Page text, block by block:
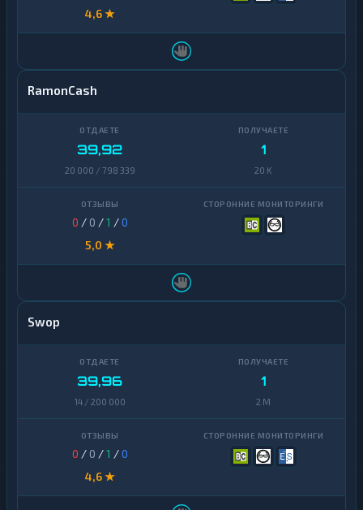
4,6 ★
RamonCash
39,92
20 000 / 798 339
1
20 K
0 / 0 /1 /0
5,0 ★
Swop
39,96
14 / 200 000
1
2 M
0 / 0 /1 /0
4,6 ★